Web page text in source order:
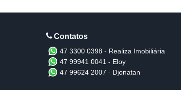
47 3300 0398 - Realiza Imobiliária
47 99941 0041 - Eloy
47 99624 2007 - Djonatan